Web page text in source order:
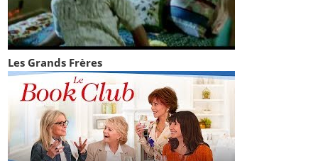
Les Grands Frères